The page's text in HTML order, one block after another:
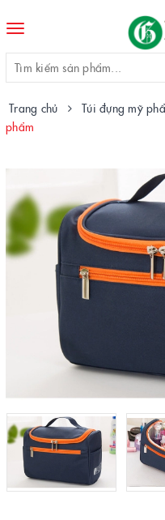
Toggle
Trang chủ Túi đựng mỹ
phẩm